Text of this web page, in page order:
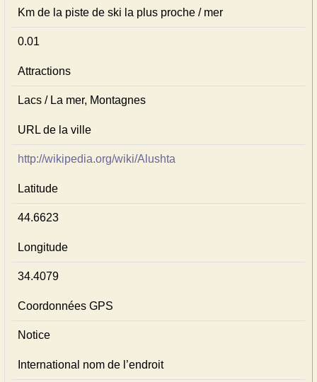
Km de la piste de ski la plus proche / mer
0.01
Attractions
Lacs / La mer, Montagnes
URL de la ville
http://wikipedia.org/wiki/Alushta
Latitude
44.6623
Longitude
34.4079
Coordonnées GPS
Notice
International nom de l’endroit